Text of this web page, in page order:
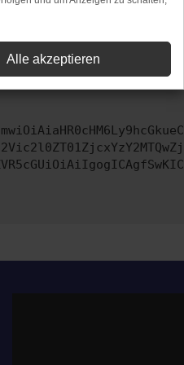
unterstützt werden.
Du kannst uns diesen Text
Alle akzeptieren